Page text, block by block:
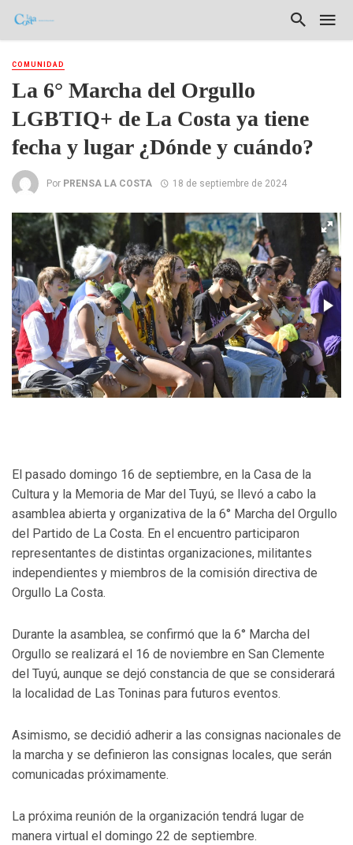
COMUNIDAD
La 6° Marcha del Orgullo
LGBTIQ+ de La Costa ya tiene
fecha y lugar ¿Dónde y cuándo?
Por PRENSA LA COSTA 18 de septiembre de 2024
El pasado domingo 16 de septiembre, en la Casa de la
Cultura y la Memoria de Mar del Tuyú, se llevó a cabo la
asamblea abierta y organizativa de la 6° Marcha del Orgullo
del Partido de La Costa. En el encuentro participaron
representantes de distintas organizaciones, militantes
independientes y miembros de la comisión directiva de
Orgullo La Costa.
Durante la asamblea, se confirmó que la 6° Marcha del
Orgullo se realizará el 16 de noviembre en San Clemente
del Tuyú, aunque se dejó constancia de que se considerará
la localidad de Las Toninas para futuros eventos.
Asimismo, se decidió adherir a las consignas nacionales de
la marcha y se definieron las consignas locales, que serán
comunicadas próximamente.
La próxima reunión de la organización tendrá lugar de
manera virtual el domingo 22 de septiembre.